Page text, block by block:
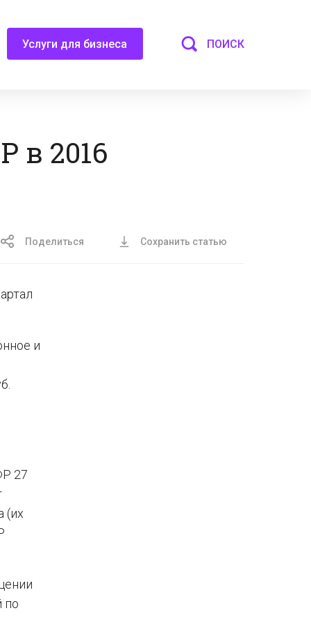
Услуги для бизнеса ПОИСК
в 2016
Поделиться Сохранить статью
и
27
(их
по